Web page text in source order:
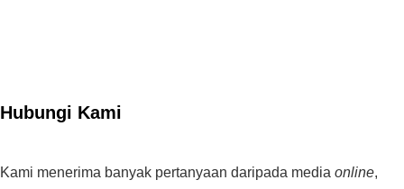
Hubungi Kami
Kami menerima banyak pertanyaan daripada media online,